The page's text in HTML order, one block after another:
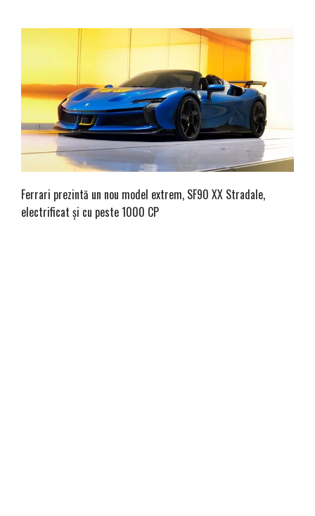
Ferrari prezintă un nou model extrem, SF90 XX Stradale,
electrificat și cu peste 1000 CP